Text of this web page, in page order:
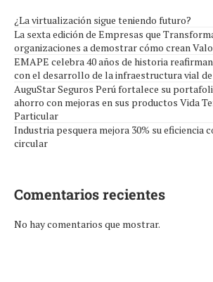
¿La virtualización sigue teniendo futuro?
La sexta edición de Empresas que
organizaciones a demostrar cómo crean
EMAPE celebra 40 años de historia
con el desarrollo de la infraestructura vial de
AuguStar Seguros Perú fortalece su
ahorro con mejoras en sus productos Vida
Particular
Industria pesquera mejora 30% su eficiencia
circular
Comentarios recientes
No hay comentarios que mostrar.